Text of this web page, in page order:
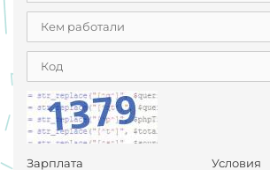
Зарплата Условия